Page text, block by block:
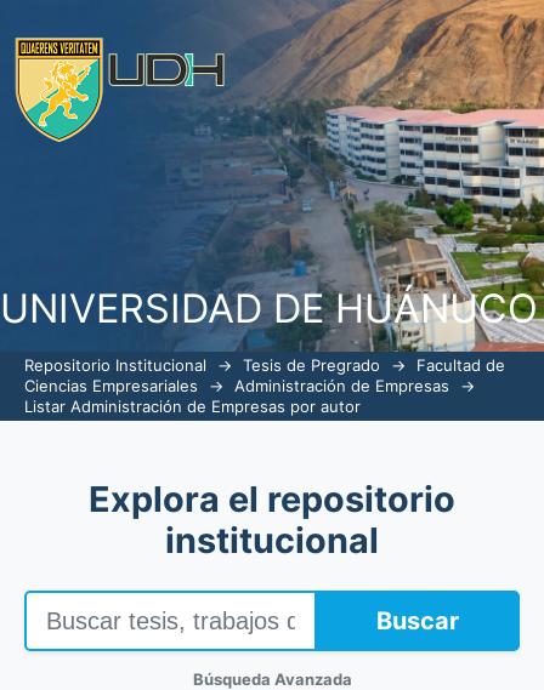
UNIVERSIDAD DE HUÁNUCO
Listar Administración de Empresas
Repositorio Institucional → Tesis de Pregrado →
Facultad de
Ciencias Empresariales
→ Administración de Empresas
→
Listar Administración de Empresas por autor
Explora el repositorio
institucional
Buscar
Búsqueda Avanzada